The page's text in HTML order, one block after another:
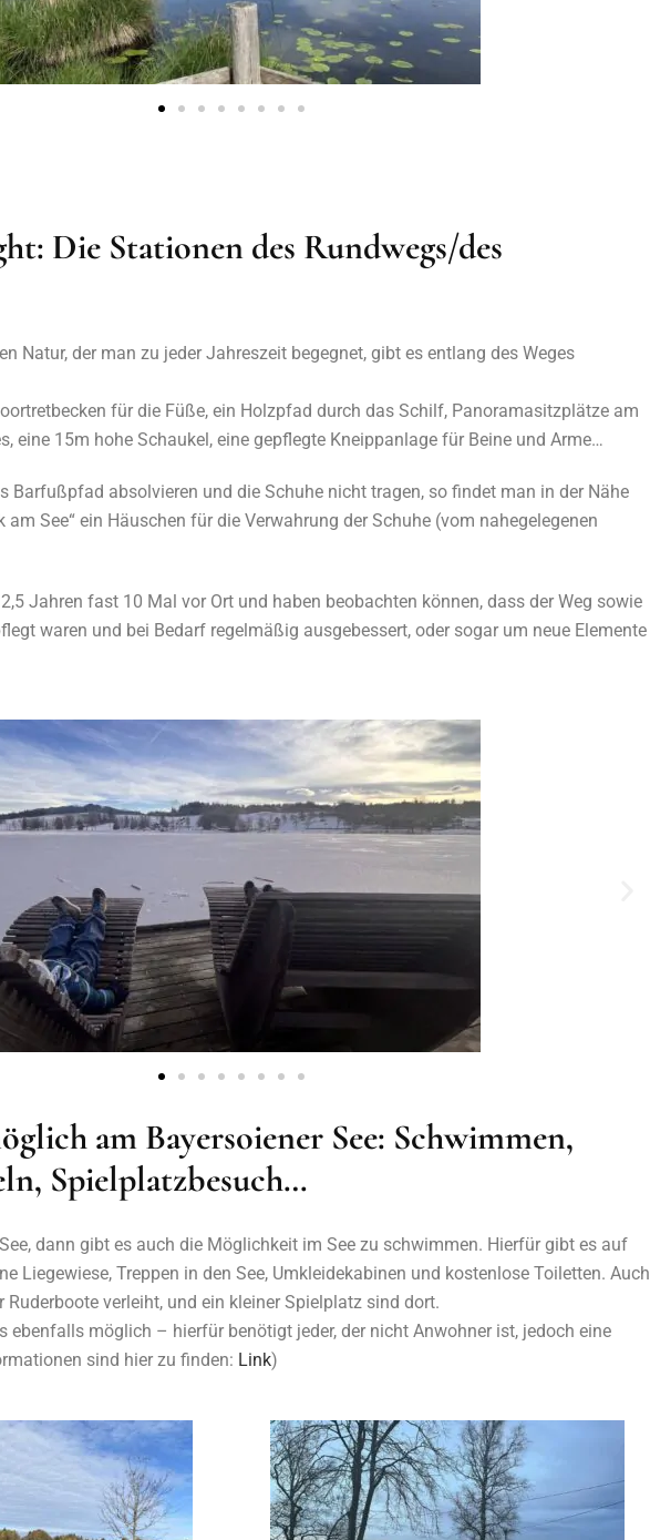
Die Stationen des Rundwegs/des
Natur, der man zu jeder Jahreszeit begegnet, gibt es entlang des Weges
für die Füße, ein Holzpfad durch das Schilf, Panoramasitzplätze am
eine 15m hohe Schaukel, eine gepflegte Kneippanlage für Beine und Arme…
Barfußpfad absolvieren und die Schuhe nicht tragen, so findet man in der Nähe
am See“ ein Häuschen für die Verwahrung der Schuhe (vom nahegelegenen
Jahren fast 10 Mal vor Ort und haben beobachten können, dass der Weg sowie
waren und bei Bedarf regelmäßig ausgebessert, oder sogar um neue Elemente
am Bayersoiener See: Schwimmen,
Spielplatzbesuch…
dann gibt es auch die Möglichkeit im See zu schwimmen. Hierfür gibt es auf
Liegewiese, Treppen in den See, Umkleidekabinen und kostenlose Toiletten. Auch
Ruderboote verleiht, und ein kleiner Spielplatz sind dort.
ebenfalls möglich – hierfür benötigt jeder, der nicht Anwohner ist, jedoch eine
sind hier zu finden: Link)